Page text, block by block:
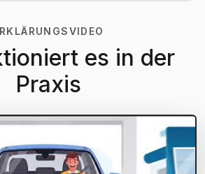
es in der
Praxis